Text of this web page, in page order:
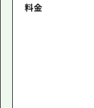
料金